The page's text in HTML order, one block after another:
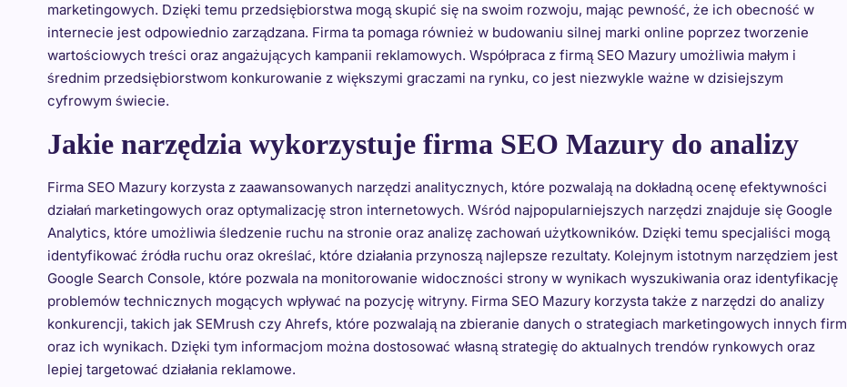
marketingowych. Dzięki temu przedsiębiorstwa mogą skupić się na swoim rozwoju, mając pewność, że ich obecność w
internecie jest odpowiednio zarządzana. Firma ta pomaga również w budowaniu silnej marki online poprzez tworzenie
wartościowych treści oraz angażujących kampanii reklamowych. Współpraca z firmą SEO Mazury umożliwia małym i
średnim przedsiębiorstwom konkurowanie z większymi graczami na rynku, co jest niezwykle ważne w dzisiejszym
cyfrowym świecie.
Jakie narzędzia wykorzystuje firma SEO Mazury do analizy
Firma SEO Mazury korzysta z zaawansowanych narzędzi analitycznych, które pozwalają na dokładną ocenę efektywności
działań marketingowych oraz optymalizację stron internetowych. Wśród najpopularniejszych narzędzi znajduje się Google
Analytics, które umożliwia śledzenie ruchu na stronie oraz analizę zachowań użytkowników. Dzięki temu specjaliści mogą
identyfikować źródła ruchu oraz określać, które działania przynoszą najlepsze rezultaty. Kolejnym istotnym narzędziem jest
Google Search Console, które pozwala na monitorowanie widoczności strony w wynikach wyszukiwania oraz identyfikację
problemów technicznych mogących wpływać na pozycję witryny. Firma SEO Mazury korzysta także z narzędzi do analizy
konkurencji, takich jak SEMrush czy Ahrefs, które pozwalają na zbieranie danych o strategiach marketingowych innych firm
oraz ich wynikach. Dzięki tym informacjom można dostosować własną strategię do aktualnych trendów rynkowych oraz
lepiej targetować działania reklamowe.